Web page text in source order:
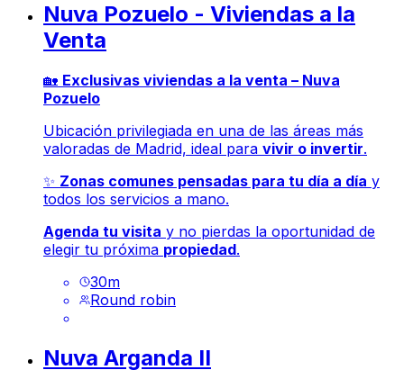
Nuva Pozuelo - Viviendas a la
Venta
🏡 Exclusivas viviendas a la venta – Nuva
Pozuelo
Ubicación privilegiada en una de las áreas más
valoradas de Madrid, ideal para vivir o invertir.
✨ Zonas comunes pensadas para tu día a día y
todos los servicios a mano.
Agenda tu visita y no pierdas la oportunidad de
elegir tu próxima propiedad.
30m
Round robin
Nuva Arganda II